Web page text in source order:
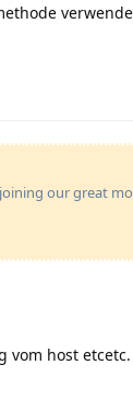
our great
vom host